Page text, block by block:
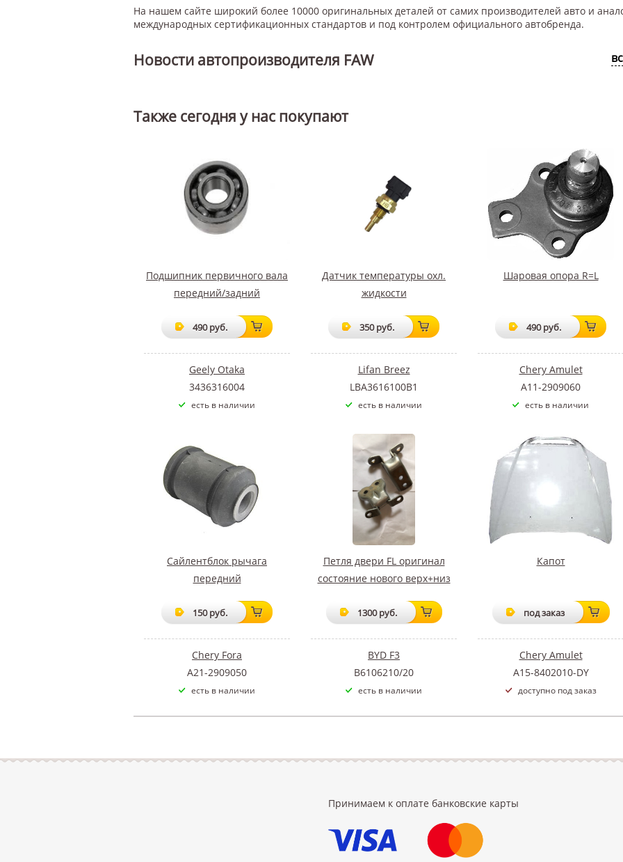
На нашем сайте широкий более 10000 оригинальных деталей от самих производителей авто и
международных сертификационных стандартов и под контролем официального автобренда.
Новости автопроизводителя FAW
Также сегодня у нас покупают
Подшипник первичного вала
передний/задний
490 руб.
Geely Otaka
3436316004
есть в наличии
Датчик температуры охл.
жидкости
350 руб.
Lifan Breez
LBA3616100B1
есть в наличии
Шаровая опора R=L
490 руб.
Chery Amulet
A11-2909060
есть в наличии
Сайлентблок рычага
передний
150 руб.
Chery Fora
A21-2909050
есть в наличии
Петля двери FL оригинал
состояние нового верх+низ
1300 руб.
BYD F3
B6106210/20
есть в наличии
Капот
под заказ
Chery Amulet
A15-8402010-DY
доступно под заказ
Принимаем к оплате банковские карты